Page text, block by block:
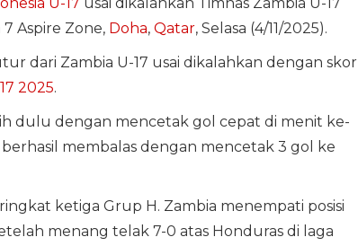
U-17 usai dikalahkan Timnas Zambia U-17
Aspire Zone, Doha, Qatar, Selasa (4/11/2025).
dari Zambia U-17 usai dikalahkan dengan skor
2025.
dulu dengan mencetak gol cepat di menit ke-
membalas dengan mencetak 3 gol ke
ketiga Grup H. Zambia menempati posisi
menang telak 7-0 atas Honduras di laga